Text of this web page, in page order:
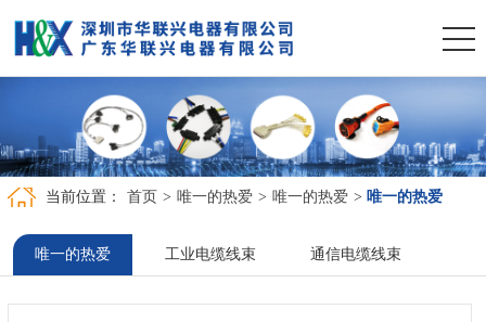
当前位置： 首页 > 唯一的热爱 > 唯一的热爱 > 唯一的热爱
唯一的热爱 工业电缆线束 通信电缆线束